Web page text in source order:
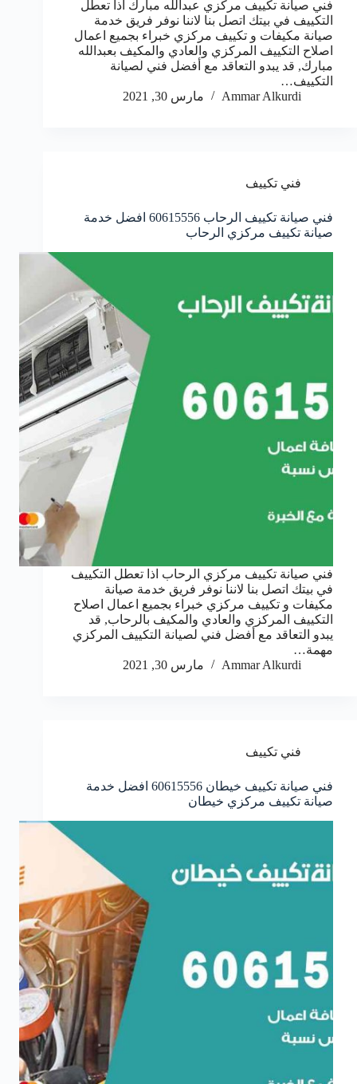
فني صيانة تكييف مركزي عبدالله مبارك اذا تعطل
التكييف في بيتك اتصل بنا لاننا نوفر فريق خدمة
صيانة مكيفات و تكييف مركزي خبراء بجميع اعمال
اصلاح التكييف المركزي والعادي والمكيف بعبدالله
مبارك, قد يبدو التعاقد مع أفضل فني لصيانة
التكييف…
Ammar Alkurdi
مارس 30, 2021
فني تكييف
فني صيانة تكييف الرحاب 60615556 افضل خدمة
صيانة تكييف مركزي الرحاب
فني صيانة تكييف مركزي الرحاب اذا تعطل التكييف
في بيتك اتصل بنا لاننا نوفر فريق خدمة صيانة
مكيفات و تكييف مركزي خبراء بجميع اعمال اصلاح
التكييف المركزي والعادي والمكيف بالرحاب, قد
يبدو التعاقد مع أفضل فني لصيانة التكييف المركزي
مهمة…
Ammar Alkurdi
مارس 30, 2021
فني تكييف
فني صيانة تكييف خيطان 60615556 افضل خدمة
صيانة تكييف مركزي خيطان